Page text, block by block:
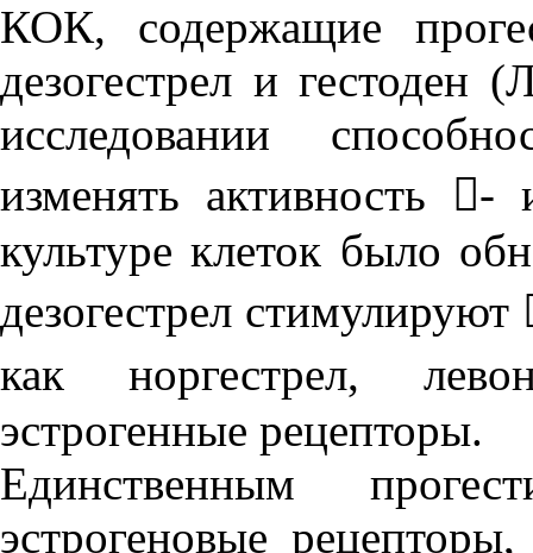
КОК, содержащие
дезогестрел и гестоден
исследовании
изменять активность -
культуре клеток было
дезогестрел
как норгестрел,
эстрогенные рецепторы.
Единственным
эстрогеновые